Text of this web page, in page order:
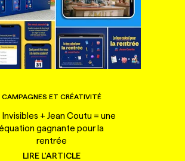
CAMPAGNES ET CRÉATIVITÉ
Invisibles + Jean Coutu = une
gagnante pour la
rentrée
LIRE L'ARTICLE